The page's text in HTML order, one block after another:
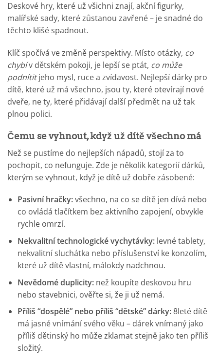
Deskové hry, které už všichni znají, akční figurky,
malířské sady, které zůstanou zavřené – je snadné do
těchto klišé spadnout.
Klíč spočívá ve změně perspektivy. Místo otázky, co
chybív dětském pokoji, je lepší se ptát, co může
podnítitjeho mysl, ruce a zvídavost. Nejlepší dárky pro
dítě, které už má všechno, jsou ty, které otevírají nové
dveře, ne ty, které přidávají další předmět na už tak
plnou polici.
Čemu se vyhnout, když už dítě všechno má
Než se pustíme do nejlepších nápadů, stojí za to
pochopit, co nefunguje. Zde je několik kategorií dárků,
kterým se vyhnout, když je dítě už dobře zásobené:
Pasivní hračky:všechno, na co se dítě jen dívá nebo
co ovládá tlačítkem bez aktivního zapojení, obvykle
rychle omrzí.
Nekvalitní technologické vychytávky:levné tablety,
nekvalitní sluchátka nebo příslušenství ke konzolím,
které už dítě vlastní, málokdy nadchnou.
Nevědomé duplicity:než koupíte deskovou hru
nebo stavebnici, ověřte si, že ji už nemá.
Příliš “dospělé” nebo příliš “dětské” dárky:8leté dítě
má jasné vnímání svého věku – dárek vnímaný jako
příliš dětinský ho může zklamat stejně jako ten příliš
složitý.